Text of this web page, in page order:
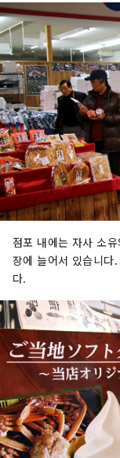
점포 내에는 자사 소
장에 늘어서 있습니다
다.